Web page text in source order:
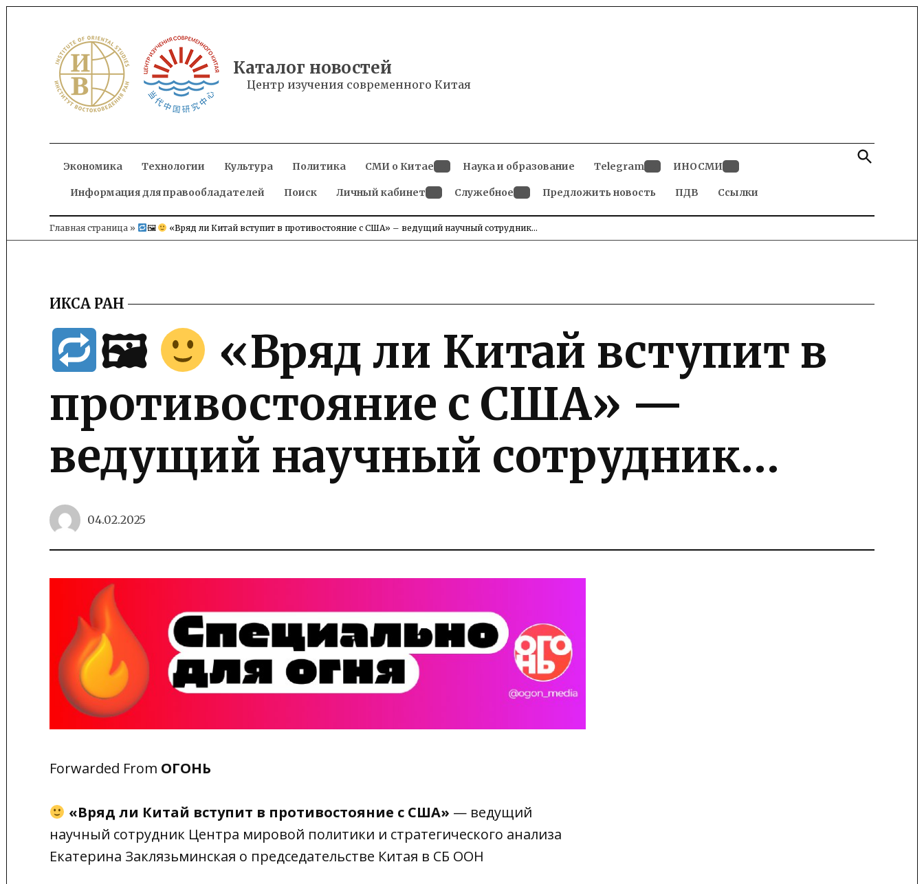
content
Каталог новостей
Центр изучения современного Китая
Экономика Технологии Культура Политика СМИ о Китае
dropdown
menu
Наука и образование Telegram
dropdown
ИНОСМИ
dropdown
Информация для правообладателей Поиск Личный кабинет
dropdown
menu
Служебное
dropdown
menu
Предложить новость ПДВ Ссылки
Open
Search
Главная страница » 🖼 «Вряд ли Китай вступит в противостояние с США» – ведущий научный сотрудник…
POSTED
IN
ИКСА РАН
🖼
«Вряд ли Китай вступит в
противостояние с США» —
ведущий научный сотрудник…
04.02.2025
Forwarded From ОГОНЬ
«Вряд ли Китай вступит в противостояние с США» — ведущий
научный сотрудник Центра мировой политики и стратегического анализа
Екатерина Заклязьминская о председательстве Китая в СБ ООН